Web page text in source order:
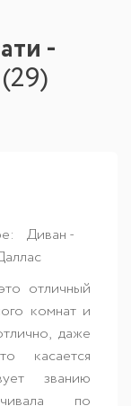
-
(29)
Диван -
отличный
комнат и
даже
касается
званию
по